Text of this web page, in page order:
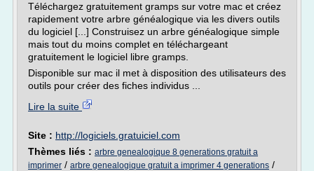
Téléchargez gratuitement gramps sur votre mac et créez
rapidement votre arbre généalogique via les divers outils
du logiciel [...] Construisez un arbre généalogique simple
mais tout du moins complet en téléchargeant
gratuitement le logiciel libre gramps.
Disponible sur mac il met à disposition des utilisateurs des
outils pour créer des fiches individus ...
Lire la suite
Site : http://logiciels.gratuiciel.com
Thèmes liés : arbre genealogique 8 generations gratuit a
imprimer / arbre genealogique gratuit a imprimer 4 generations /